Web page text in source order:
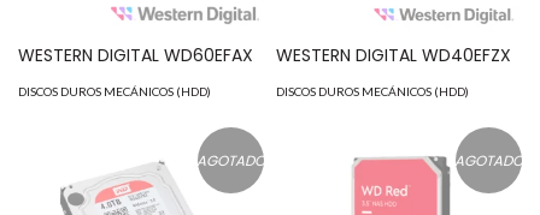
WESTERN DIGITAL WD60EFAX
DISCOS DUROS MECÁNICOS (HDD)
WESTERN DIGITAL WD40EFZX
DISCOS DUROS MECÁNICOS (HDD)
AGOTADO AGOTADO